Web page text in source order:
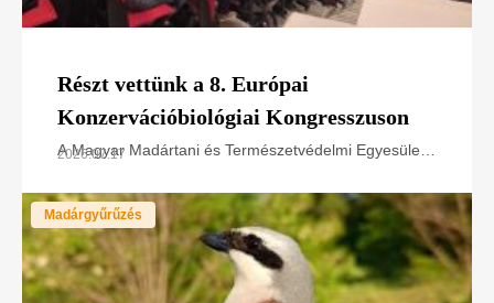
Részt vettünk a 8. Európai
Konzervációbiológiai Kongresszuson
A Magyar Madártani és Természetvédelmi Egyesület
tapasztalatait mutatta be az European Congress of
2026.07.17
Madárgyűrűzés